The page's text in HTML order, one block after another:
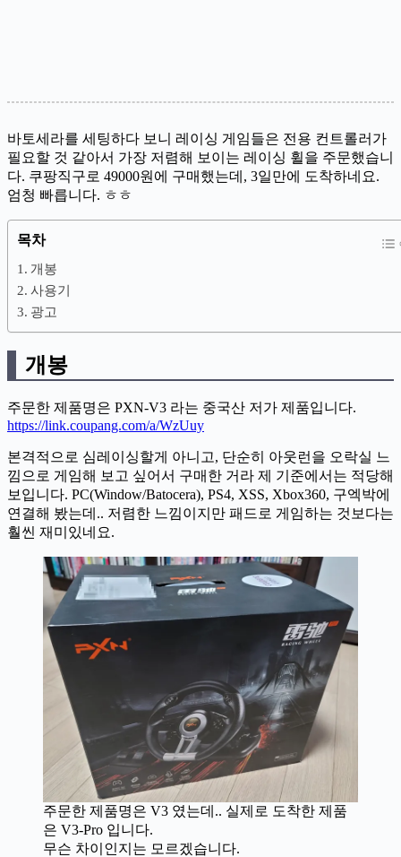
바토세라를 세팅하다 보니 레이싱 게임들은 전용 컨트롤러가
필요할 것 같아서 가장 저렴해 보이는 레이싱 휠을 주문했습니
다. 쿠팡직구로 49000원에 구매했는데, 3일만에 도착하네요.
엄청 빠릅니다. ㅎㅎ
목차
개봉
사용기
광고
개봉
주문한 제품명은 PXN-V3 라는 중국산 저가 제품입니다.
https://link.coupang.com/a/WzUuy
본격적으로 심레이싱할게 아니고, 단순히 아웃런을 오락실 느
낌으로 게임해 보고 싶어서 구매한 거라 제 기준에서는 적당해
보입니다. ​PC(Window/Batocera), PS4, XSS, Xbox360, 구엑박에
연결해 봤는데.. 저렴한 느낌이지만 패드로 게임하는 것보다는
훨씬 재미있네요.
주문한 제품명은 V3 였는데.. 실제로 도착한 제품
은 V3-Pro 입니다.
무슨 차이인지는 모르겠습니다.